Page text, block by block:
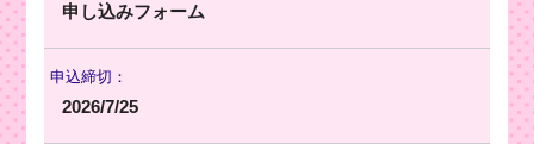
申し込みフォーム
申込締切：
2026/7/25